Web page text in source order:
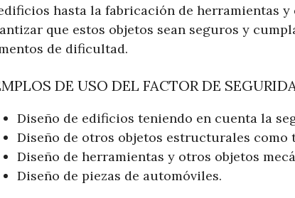
hasta la fabricación de herramientas
que estos objetos sean seguros y
de dificultad.
DE USO DEL FACTOR DE
Diseño de edificios teniendo en cuenta la
Diseño de otros objetos estructurales como
Diseño de herramientas y otros objetos
Diseño de piezas de automóviles.